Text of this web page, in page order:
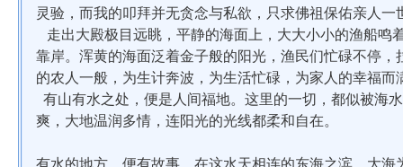
灵验，而我的叩拜并无贪念与私欲，只求佛祖保佑亲人
走出大殿极目远眺，平静的海面上，大大小小的渔船鸣
靠岸。浑黄的海面泛着金子般的阳光，渔民们忙碌不停
的农人一般，为生计奔波，为生活忙碌，为家人的幸福而
有山有水之处，便是人间福地。这里的一切，都似被海
爽，大地温润多情，连阳光的光线都柔和自在。
有水的地方，便有故事。在这水天相连的东海之滨，大